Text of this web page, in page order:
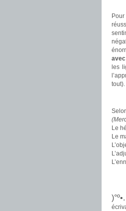
les
tout).
Le
Le
)°º•.